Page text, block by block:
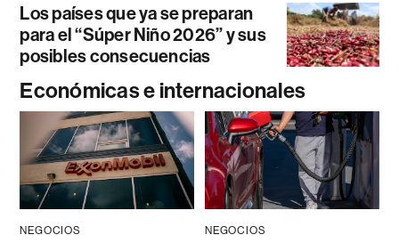
Los países que ya se preparan
para el “Súper Niño 2026” y sus
posibles consecuencias
Económicas e internacionales
NEGOCIOS NEGOCIOS